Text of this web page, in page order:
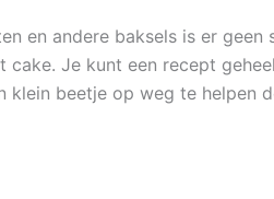
en andere baksels is er
cake. Je kunt een recept
klein beetje op weg te helpen